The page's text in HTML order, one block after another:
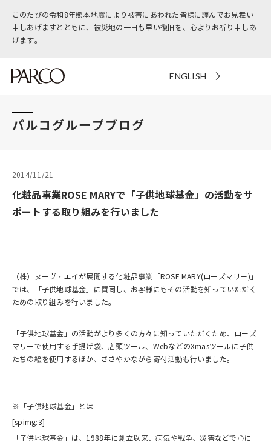
このたびの令和8年熊本地震により被害にあわれた皆様に謹んでお見舞い
申しあげますとともに、被災地の一日も早い復旧を、心よりお祈り申しあ
げます。
ENGLISH
パルコグループブログ
2014/11/21
化粧品事業ROSE MARYで「子供地球基金」の活動をサ
ポートする取り組みを行いました
（株）ヌーヴ・エイが展開する化粧品事業「ROSE MARY(ローズマリー)」
では、「子供地球基金」に賛同し、お客様にもその活動を知っていただく
ための取り組みを行いました。
「子供地球基金」の活動がより多くの方々に知っていただくため、ローズ
マリーで使用する手提げ袋、店頭ツール、WebなどのXmasツールに子供
たちの絵を使用するほか、ささやかながら寄付活動も行いました。
※「子供地球基金」とは
[spimg:3]
「子供地球基金」は、1988年に創立以来、病気や戦争、災害などで心に